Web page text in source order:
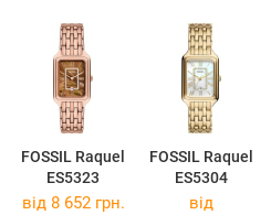
FOSSIL Raquel
ES5323
FOSSIL Raquel
ES5304
від 8 652 грн.
від